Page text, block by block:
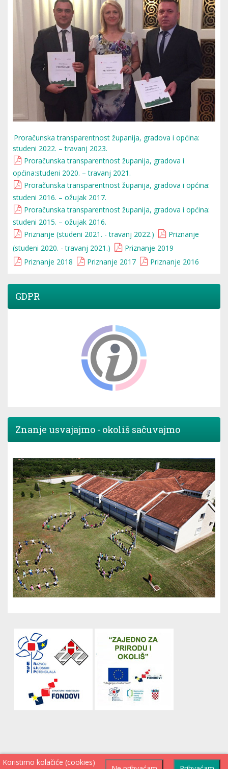
Proračunska transparentnost županija, gradova i općina:
studeni 2022. – travanj 2023.
Proračunska transparentnost županija, gradova i
općina:studeni 2020. – travanj 2021.
Proračunska transparentnost županija, gradova i općina:
studeni 2016. – ožujak 2017.
Proračunska transparentnost županija, gradova i općina:
studeni 2015. – ožujak 2016.
Priznanje (studeni 2021. - travanj 2022.)
Priznanje
(studeni 2020. - travanj 2021.)
Priznanje 2019
Priznanje 2018
Priznanje 2017 Priznanje 2016
GDPR
Znanje usvajajmo - okoliš sačuvajmo
Koristimo kolačiće (cookies)